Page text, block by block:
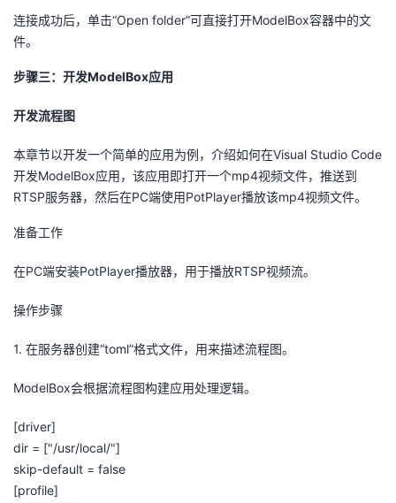
连接成功后，单击“Open folder”可直接打开ModelBox容器中的文
件。
步骤三：开发ModelBox应用
开发流程图
本章节以开发一个简单的应用为例，介绍如何在Visual Studio Code
开发ModelBox应用，该应用即打开一个mp4视频文件，推送到
RTSP服务器，然后在PC端使用PotPlayer播放该mp4视频文件。
准备工作
在PC端安装PotPlayer播放器，用于播放RTSP视频流。
操作步骤
1. 在服务器创建“toml”格式文件，用来描述流程图。
ModelBox会根据流程图构建应用处理逻辑。
[driver]
dir = ["/usr/local/"]
skip-default = false
[profile]